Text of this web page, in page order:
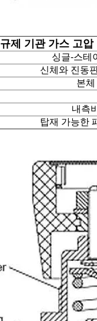
규제 기관 가스 고압
싱글-스테
신체와 진동
본
내측
탑재 가능한